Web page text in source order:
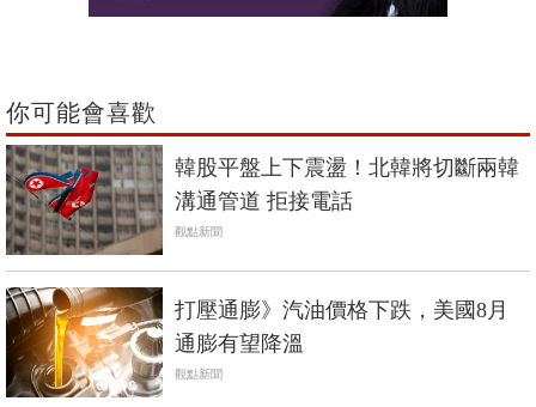
你可能會喜歡
韓股平盤上下震盪！北韓將切斷兩韓
溝通管道 拒接電話
觀點新聞
打壓通膨》汽油價格下跌，美國8月
通膨有望降溫
觀點新聞